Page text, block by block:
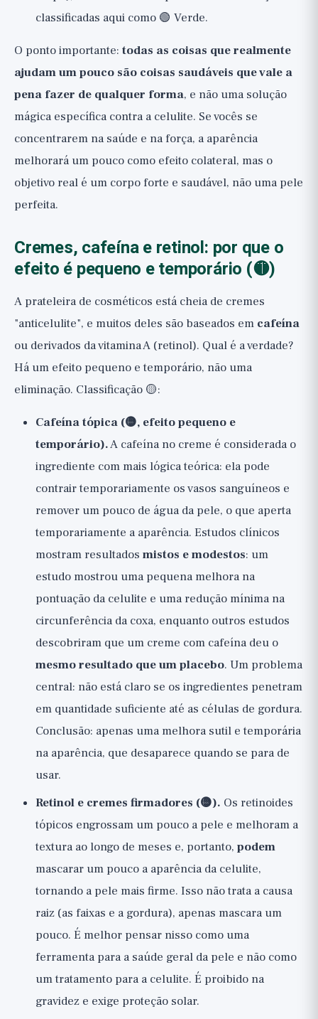
classificadas aqui como 🟢 Verde.
O ponto importante: todas as coisas que realmente
ajudam um pouco são coisas saudáveis que vale a
pena fazer de qualquer forma, e não uma solução
mágica específica contra a celulite. Se vocês se
concentrarem na saúde e na força, a aparência
melhorará um pouco como efeito colateral, mas o
objetivo real é um corpo forte e saudável, não uma pele
perfeita.
Cremes, cafeína e retinol: por que o
efeito é pequeno e temporário (🟡)
A prateleira de cosméticos está cheia de cremes
"anticelulite", e muitos deles são baseados em cafeína
ou derivados da vitamina A (retinol). Qual é a verdade?
Há um efeito pequeno e temporário, não uma
eliminação. Classificação 🟡:
Cafeína tópica (🟡, efeito pequeno e
temporário).A cafeína no creme é considerada o
ingrediente com mais lógica teórica: ela pode
contrair temporariamente os vasos sanguíneos e
remover um pouco de água da pele, o que aperta
temporariamente a aparência. Estudos clínicos
mostram resultados mistos e modestos: um
estudo mostrou uma pequena melhora na
pontuação da celulite e uma redução mínima na
circunferência da coxa, enquanto outros estudos
descobriram que um creme com cafeína deu o
mesmo resultado que um placebo. Um problema
central: não está claro se os ingredientes penetram
em quantidade suficiente até as células de gordura.
Conclusão: apenas uma melhora sutil e temporária
na aparência, que desaparece quando se para de
usar.
Retinol e cremes firmadores (🟡). Os retinoides
tópicos engrossam um pouco a pele e melhoram a
textura ao longo de meses e, portanto, podem
mascarar um pouco a aparência da celulite,
tornando a pele mais firme. Isso não trata a causa
raiz (as faixas e a gordura), apenas mascara um
pouco. É melhor pensar nisso como uma
ferramenta para a saúde geral da pele e não como
um tratamento para a celulite. É proibido na
gravidez e exige proteção solar.